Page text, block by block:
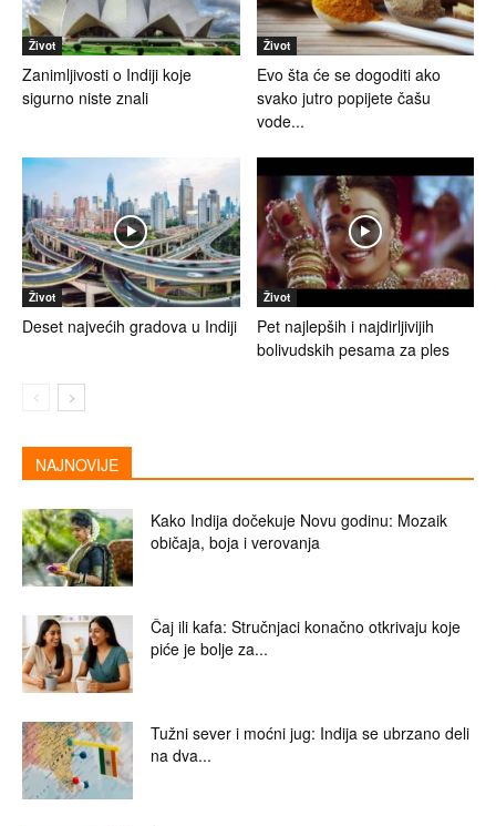
Život
Zanimljivosti o Indiji koje
sigurno niste znali
Život
Evo šta će se dogoditi ako
svako jutro popijete čašu
vode...
Život
Deset najvećih gradova u Indiji
Život
Pet najlepših i najdirljivijih
bolivudskih pesama za ples
NAJNOVIJE
Kako Indija dočekuje Novu godinu: Mozaik
običaja, boja i verovanja
Čaj ili kafa: Stručnjaci konačno otkrivaju koje
piće je bolje za...
Tužni sever i moćni jug: Indija se ubrzano deli
na dva...